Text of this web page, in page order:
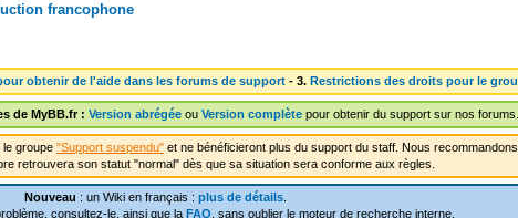
francophone
obtenir de l'aide dans les forums de support - 3. Restrictions des droits pour le
de MyBB.fr : Version abrégéeou Version complètepour obtenir du support sur nos forums.
groupe "Support suspendu" et ne bénéficieront plus du support du staff. Nous
retrouvera son statut "normal" dès que sa situation sera conforme aux règles.
Nouveau : un Wiki en français : plus de détails.
consultez-le, ainsi que la FAQ , sans oublier le moteur de recherche interne.